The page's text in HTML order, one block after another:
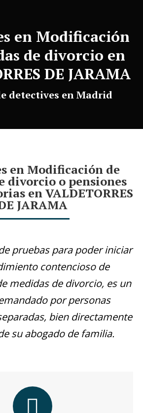
en Modificación
de divorcio en
DE JARAMA
detectives en Madrid
en Modificación de
divorcio o pensiones
en VALDETORRES
JARAMA
pruebas para poder iniciar
contencioso de
medidas de divorcio, es un
por personas
bien directamente
su abogado de familia.